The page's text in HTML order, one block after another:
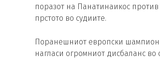
поразот на Панатинаикос против
прстото во судиите.
Поранешниот европски шампион
нагласи огромниот дисбаланс